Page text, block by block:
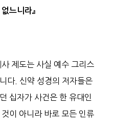
없느니라』
제도는 사실 예수 그리스
다. 신약 성경의 저자들은
십자가 사건은 한 유대인
이 아니라 바로 모든 인류